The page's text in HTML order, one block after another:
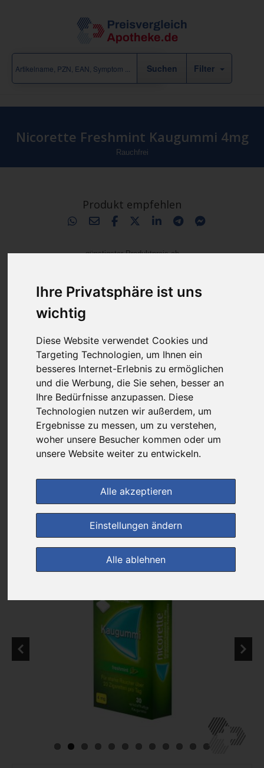
Ihre Privatsphäre ist uns
wichtig
Diese Website verwendet Cookies und
Targeting Technologien, um Ihnen ein
besseres Internet-Erlebnis zu ermöglichen
und die Werbung, die Sie sehen, besser an
Ihre Bedürfnisse anzupassen. Diese
Technologien nutzen wir außerdem, um
Ergebnisse zu messen, um zu verstehen,
woher unsere Besucher kommen oder um
unsere Website weiter zu entwickeln.
Alle akzeptieren
Einstellungen ändern
Alle ablehnen
Filter
Nicorette Freshmint Kaugummi 4mg
Rauchfrei
Produkt empfehlen
günstigster Produktpreis ab
10,00 €
DIE NEUE APOTHEKE
kein Versand - nur Botenlieferung oder Selbstabholung
Ersparnis:50%oder 9,83 €
Preis pro 1 ST / 0,33 €
Daten vom 08.08.2026 01:26 Uhr
(0) Jetzt bewerten!
im Shop bestellen
zur Einkaufsliste